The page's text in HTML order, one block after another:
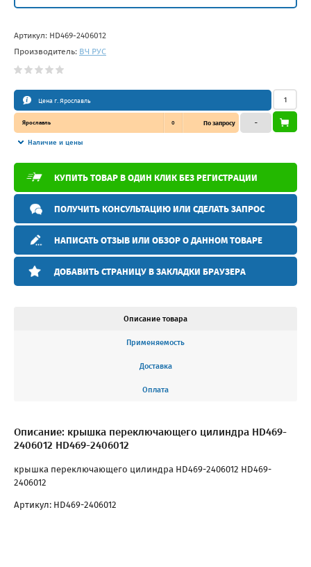
Артикул: HD469-2406012
Производитель: ВЧ РУС
Цена г. Ярославль
Ярославль 0 По запросу
Наличие и цены
–
КУПИТЬ ТОВАР В ОДИН КЛИК БЕЗ РЕГИСТРАЦИИ
ПОЛУЧИТЬ КОНСУЛЬТАЦИЮ ИЛИ СДЕЛАТЬ ЗАПРОС
НАПИСАТЬ ОТЗЫВ ИЛИ ОБЗОР О ДАННОМ ТОВАРЕ
ДОБАВИТЬ СТРАНИЦУ В ЗАКЛАДКИ БРАУЗЕРА
Описание товара
Применяемость
Доставка
Оплата
Описание: крышка переключающего цилиндра HD469-
2406012 HD469-2406012
крышка переключающего цилиндра HD469-2406012 HD469-
2406012
Артикул: HD469-2406012